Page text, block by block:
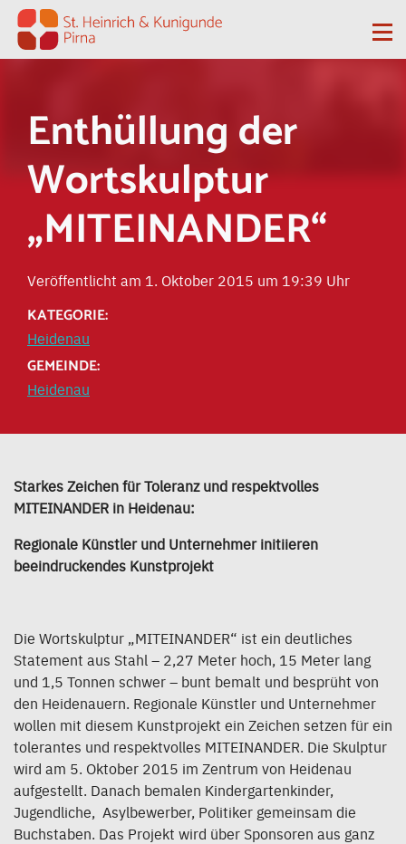
Zum Inhalt springen
Enthüllung der
Wortskulptur
„MITEINANDER“
Veröffentlicht am 1. Oktober 2015 um 19:39 Uhr
KATEGORIE:
Heidenau
GEMEINDE:
Heidenau
Starkes Zeichen für Toleranz und respektvolles
MITEINANDER in Heidenau:
Regionale Künstler und Unternehmer initiieren
beeindruckendes Kunstprojekt
Die Wortskulptur „MITEINANDER“ ist ein deutliches
Statement aus Stahl – 2,27 Meter hoch, 15 Meter lang
und 1,5 Tonnen schwer – bunt bemalt und besprüht von
den Heidenauern. Regionale Künstler und Unternehmer
wollen mit diesem Kunstprojekt ein Zeichen setzen für ein
tolerantes und respektvolles MITEINANDER. Die Skulptur
wird am 5. Oktober 2015 im Zentrum von Heidenau
aufgestellt. Danach bemalen Kindergartenkinder,
Jugendliche, Asylbewerber, Politiker gemeinsam die
Buchstaben. Das Projekt wird über Sponsoren aus ganz